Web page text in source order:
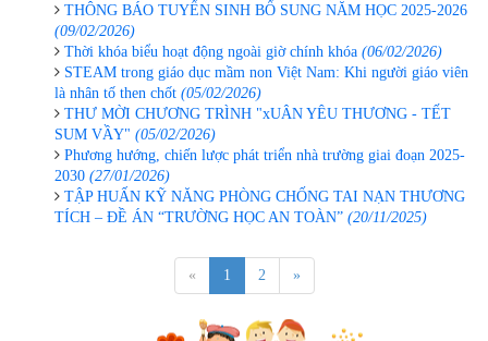
THÔNG BÁO TUYỂN SINH BỔ SUNG NĂM HỌC 2025-2026
(09/02/2026)
Thời khóa biểu hoạt động ngoài giờ chính khóa (06/02/2026)
STEAM trong giáo dục mầm non Việt Nam: Khi người giáo viên
là nhân tố then chốt (05/02/2026)
THƯ MỜI CHƯƠNG TRÌNH "xUÂN YÊU THƯƠNG - TẾT
SUM VẦY" (05/02/2026)
Phương hướng, chiến lược phát triển nhà trường giai đoạn 2025-
2030 (27/01/2026)
TẬP HUẤN KỸ NĂNG PHÒNG CHỐNG TAI NẠN THƯƠNG
TÍCH – ĐỀ ÁN “TRƯỜNG HỌC AN TOÀN” (20/11/2025)
« 1 2 »